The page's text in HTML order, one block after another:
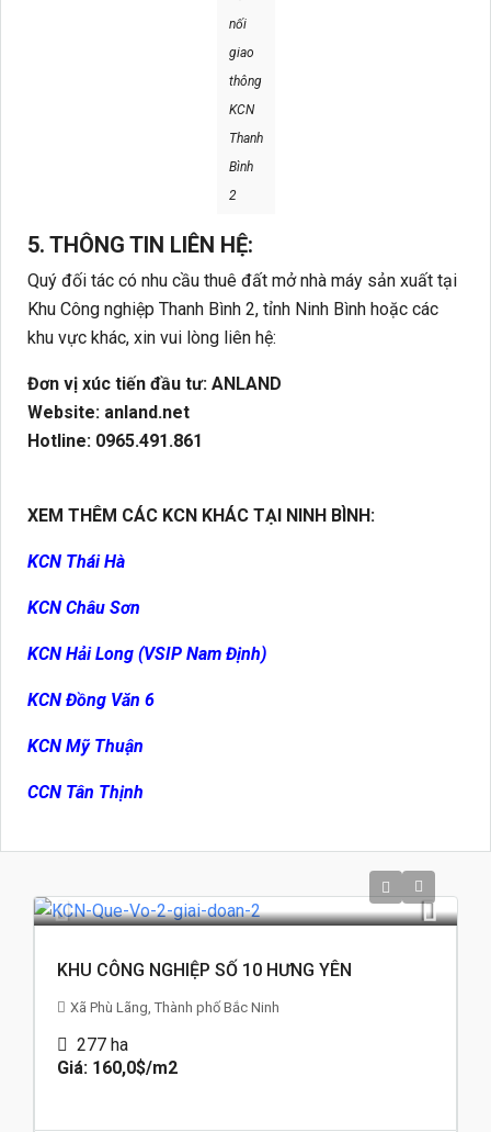
nối
giao
thông
KCN
Thanh
Bình
2
5. THÔNG TIN LIÊN HỆ:
Quý đối tác có nhu cầu thuê đất mở nhà máy sản xuất tại
Khu Công nghiệp Thanh Bình 2, tỉnh Ninh Bình hoặc các
khu vực khác, xin vui lòng liên hệ:
Đơn vị xúc tiến đầu tư: ANLAND
Website: anland.net
Hotline: 0965.491.861
XEM THÊM CÁC KCN KHÁC TẠI NINH BÌNH:
KCN Thái Hà
KCN Châu Sơn
KCN Hải Long (VSIP Nam Định)
KCN Đồng Văn 6
KCN Mỹ Thuận
CCN Tân Thịnh
KHU CÔNG NGHIỆP SỐ 10 HƯNG YÊN
Xã Phù Lãng, Thành phố Bắc Ninh
277 ha
Giá: 160,0$/m2